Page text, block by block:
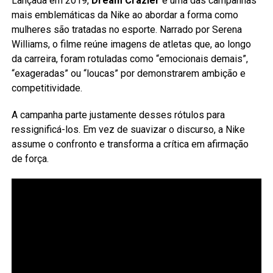
mais emblemáticas da Nike ao abordar a forma como
mulheres são tratadas no esporte. Narrado por Serena
Williams, o filme reúne imagens de atletas que, ao longo
da carreira, foram rotuladas como “emocionais demais”,
“exageradas” ou “loucas” por demonstrarem ambição e
competitividade.
A campanha parte justamente desses rótulos para
ressignificá-los. Em vez de suavizar o discurso, a Nike
assume o confronto e transforma a crítica em afirmação
de força.